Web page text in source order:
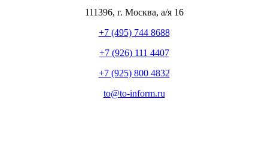
111396, г. Москва, а/я 16
+7 (495) 744 8688
+7 (926) 111 4407
+7 (925) 800 4832
to​@​to-inform.ru